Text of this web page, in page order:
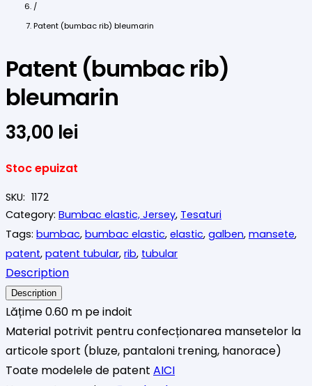
/
Patent (bumbac rib) bleumarin
Patent (bumbac rib)
bleumarin
33,00 lei
Stoc epuizat
SKU: 1172
Category: Bumbac elastic, Jersey, Tesaturi
Tags: bumbac, bumbac elastic, elastic, galben, mansete,
patent, patent tubular, rib, tubular
Description
Description
Lățime 0.60 m pe indoit
Material potrivit pentru confecționarea mansetelor la
articole sport (bluze, pantaloni trening, hanorace)
Toate modelele de patent AICI